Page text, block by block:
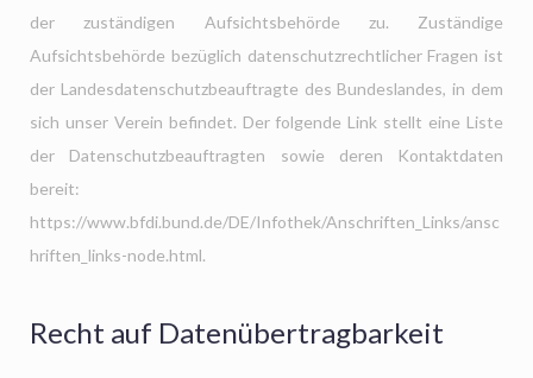
der zuständigen Aufsichtsbehörde zu. Zuständige
Aufsichtsbehörde bezüglich datenschutzrechtlicher Fragen ist
der Landesdatenschutzbeauftragte des Bundeslandes, in dem
sich unser Verein befindet. Der folgende Link stellt eine Liste
der Datenschutzbeauftragten sowie deren Kontaktdaten
bereit:
https://www.bfdi.bund.de/DE/Infothek/Anschriften_Links/ansc
hriften_links-node.html.
Recht auf Datenübertragbarkeit